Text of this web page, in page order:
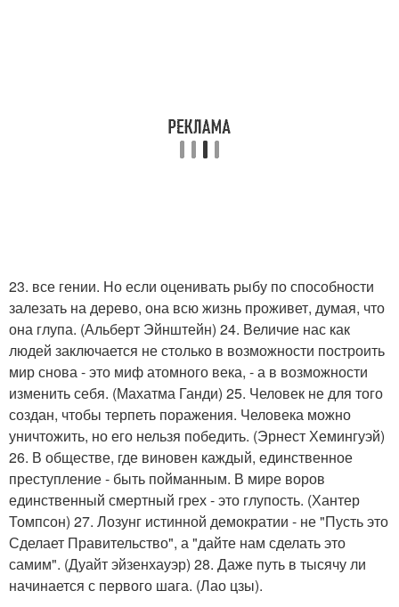
23. все гении. Но если оценивать рыбу по способности
залезать на дерево, она всю жизнь проживет, думая, что
она глупа. (Альберт Эйнштейн) 24. Величие нас как
людей заключается не столько в возможности построить
мир снова - это миф атомного века, - а в возможности
изменить себя. (Махатма Ганди) 25. Человек не для того
создан, чтобы терпеть поражения. Человека можно
уничтожить, но его нельзя победить. (Эрнест Хемингуэй)
26. В обществе, где виновен каждый, единственное
преступление - быть пойманным. В мире воров
единственный смертный грех - это глупость. (Хантер
Томпсон) 27. Лозунг истинной демократии - не "Пусть это
Сделает Правительство", а "дайте нам сделать это
самим". (Дуайт эйзенхауэр) 28. Даже путь в тысячу ли
начинается с первого шага. (Лао цзы).